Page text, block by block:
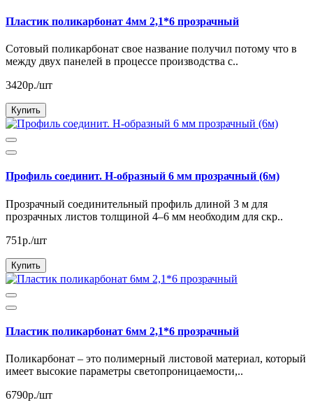
Пластик поликарбонат 4мм 2,1*6 прозрачный
Сотовый поликарбонат свое название получил потому что в
между двух панелей в процессе производства с..
3420р./шт
Купить
Профиль соединит. Н-образный 6 мм прозрачный (6м)
Прозрачный соединительный профиль длиной 3 м для
прозрачных листов толщиной 4–6 мм необходим для скр..
751р./шт
Купить
Пластик поликарбонат 6мм 2,1*6 прозрачный
Поликарбонат – это полимерный листовой материал, который
имеет высокие параметры светопроницаемости,..
6790р./шт